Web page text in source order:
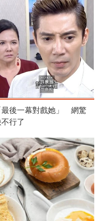
最後一幕對戲她」 網驚
行了